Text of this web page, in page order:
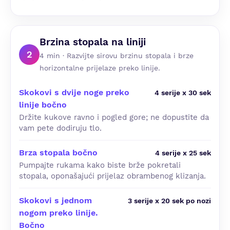
2
Brzina stopala na liniji
4 min · Razvijte sirovu brzinu stopala i brze
horizontalne prijelaze preko linije.
Skokovi s dvije noge preko
linije bočno
4 serije x 30 sek
Držite kukove ravno i pogled gore; ne dopustite da
vam pete dodiruju tlo.
Brza stopala bočno 4 serije x 25 sek
Pumpajte rukama kako biste brže pokretali
stopala, oponašajući prijelaz obrambenog klizanja.
Skokovi s jednom
nogom preko linije.
Bočno
3 serije x 20 sek po nozi